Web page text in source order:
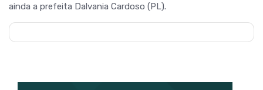
ainda a prefeita Dalvania Cardoso (PL).